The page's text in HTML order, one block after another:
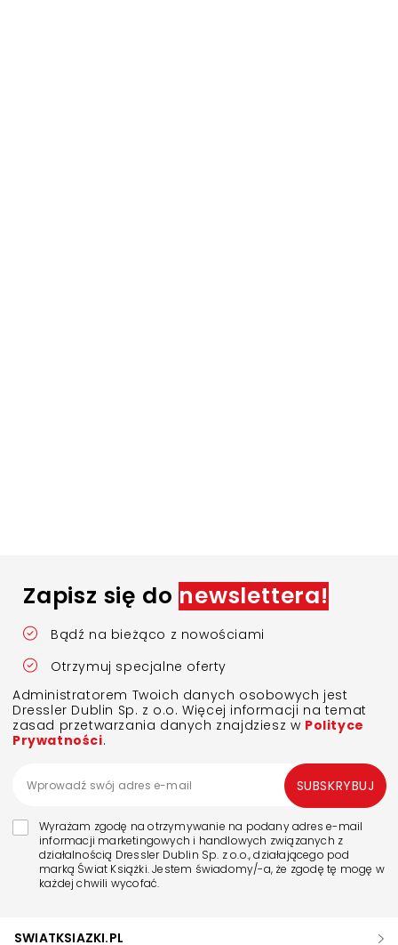
Zapisz się do newslettera!
Bądź na bieżąco z nowościami
Otrzymuj specjalne oferty
Administratorem Twoich danych osobowych jest
Dressler Dublin Sp. z o.o. Więcej informacji na temat
zasad przetwarzania danych znajdziesz w Polityce
Prywatności.
Wyrażam zgodę na otrzymywanie na podany adres e-mail
informacji marketingowych i handlowych związanych z
działalnością Dressler Dublin Sp. z o.o., działającego pod
marką Świat Książki. Jestem świadomy/-a, że zgodę tę mogę w
każdej chwili wycofać.
SUBSKRYBUJ
SWIATKSIAZKI.PL